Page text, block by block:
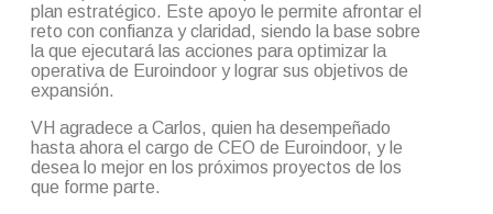
plan estratégico. Este apoyo le permite afrontar el
reto con confianza y claridad, siendo la base sobre
la que ejecutará las acciones para optimizar la
operativa de Euroindoor y lograr sus objetivos de
expansión.
VH agradece a Carlos, quien ha desempeñado
hasta ahora el cargo de CEO de Euroindoor, y le
desea lo mejor en los próximos proyectos de los
que forme parte.